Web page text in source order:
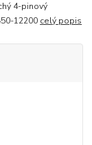
4-pinový
12200 celý popis